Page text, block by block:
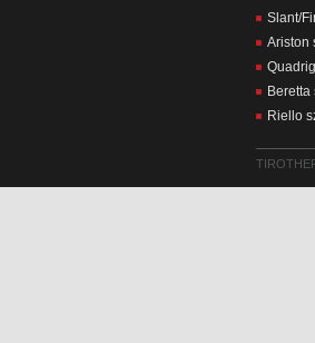
Slant/
Ariston
Riello